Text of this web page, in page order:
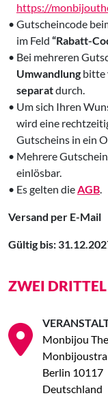
https://
• Gutscheincode
‌ im Feld “Rabatt-
• Bei mehreren
Umwandlung bitte
separatdurch.
• Um sich Ihren
wird eine
Gutscheins in ein
• Mehrere
‌ einlösbar.
• Es gelten dieAGB.
Versand per E-Mail
Gültig bis:
ZWEI
Monbijou
Berlin 10117
Deutschland